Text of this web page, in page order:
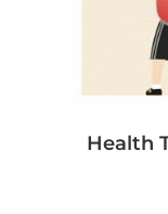
Health